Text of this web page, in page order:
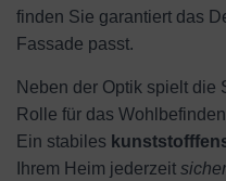
finden Sie garantiert das
Fassade passt.
Neben der Optik spielt die
Rolle für das
Ein stabiles
Ihrem Heim jederzeit sicher